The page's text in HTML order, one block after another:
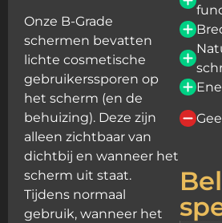
Onze B-Grade
schermen bevatten
lichte cosmetische
gebruikerssporen op
het scherm (en de
behuizing). Deze zijn
alleen zichtbaar van
dichtbij en wanneer het
scherm uit staat.
Tijdens normaal
gebruik, wanneer het